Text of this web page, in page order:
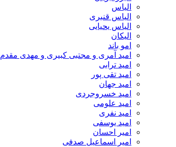
الیاس
الیاس قنبرى
الیاس یحیایی
الیکان
امو باند
امید آمری و مجتبی کبیری و مهدى مقدم
امید ترابی
امید تقی پور
امید جهان
امید خسروجردی
امید علومی
امید نفری
امید یوسفی
امیر احسان
امیر اسماعیل صدفی